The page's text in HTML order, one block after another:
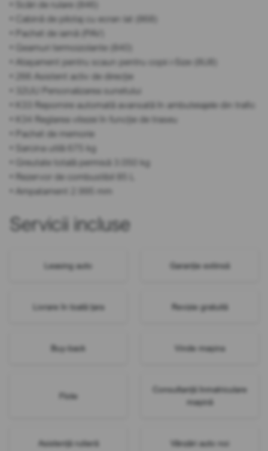
• Scări de rulare (846)
• Cabină de pilotaj cu ecran lat (868)
• Pachet de iarnă (PAV)
• Geamuri termoizolante (840)
• Atașament pentru scaun pentru copii i-Size (8U8)
• 266 Asistent activ de direcție
• 32UU Personalizarea sunetului
• K33 Repornire automată avansată în ambuteiajele din trafic
• K34 Reglarea vitezei în funcție de traseu
• Pachet de memorie
• Sarcina utilă 675 kg
• Greutate totală permisă 3.050 kg
• Rezervor de combustibil 85 L
• Ampatament 2.995 mm
Servicii incluse
Leasing auto Garanție extinsă
Livrare în toată țara Revizie gratuită
Buy-back Vinde mașina
Flote
Consultanță înmatriculare
mașină
Asistență rutieră Vânzări auto noi